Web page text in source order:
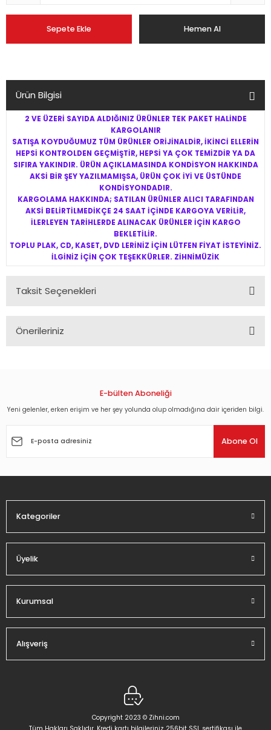
Sepete Ekle Hemen Al
Ürün Bilgisi
2 VE ÜZERİ SAYIDA ALDIĞINIZ ÜRÜNLER TEK PAKET HALİNDE
KARGOLANIR
SATIŞA KOYDUĞUMUZ TÜM ÜRÜNLER ORİJİNALDİR, İKİNCİ ELLERİN
HEPSİ KONTROLDEN GEÇMİŞTİR, HEPSİ YA ÇOK TEMİZDİR YA DA
SIFIRA YAKINDIR. ÜRÜN AÇIKLAMASINDA KONDİSYON HAKKINDA
AKSİ BİR ŞEY YAZILMAMIŞSA, ÜRÜN ÇOK İYİ VE ÜSTÜNDE
KONDİSYONDADIR.
KARGOLAMA HAKKINDA; SATILAN ÜRÜNLER ALICI TARAFINDAN
AKSİ BELİRTİLMEDİKÇE 24 SAAT İÇİNDE KARGOYA VERİLİR,
İLERLEYEN TARİHLERDE ALINACAK ÜRÜNLER İÇİN KARGO
BEKLETİLİR.
TOPLU PLAK, CD, KASET, DVD LERİNİZ İÇİN LÜTFEN FİYAT İSTEYİNİZ.
İLGİNİZ İÇİN ÇOK TEŞEKKÜRLER. ZİHNİMÜZİK
Taksit Seçenekleri
Önerileriniz
Görüş ve önerileriniz için teşekkür ederiz.
Ürün açıklamasında eksik bilgiler bulunuyor.
E-bülten Aboneliği
Yeni gelenler, erken erişim ve her şey yolunda olup olmadığına dair içeriden bilgi.
Abone Ol
Kategoriler
Üyelik
Kurumsal
Alışveriş
Copyright 2023 © Zihni.com
Tüm Hakları Saklıdır. Kredi kartı bilgileriniz 256bit SSL sertifikası ile